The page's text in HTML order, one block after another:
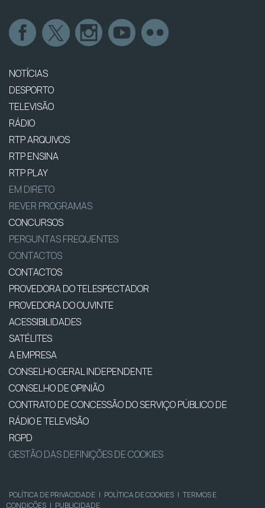
NOTÍCIAS
DESPORTO
TELEVISÃO
RÁDIO
RTP ARQUIVOS
RTP ENSINA
RTP PLAY
EM DIRETO
REVER PROGRAMAS
CONCURSOS
PERGUNTAS FREQUENTES
CONTACTOS
CONTACTOS
PROVEDORA DO TELESPECTADOR
PROVEDORA DO OUVINTE
ACESSIBILIDADES
SATÉLITES
A EMPRESA
CONSELHO GERAL INDEPENDENTE
CONSELHO DE OPINIÃO
CONTRATO DE CONCESSÃO DO SERVIÇO PÚBLICO DE
RÁDIO E TELEVISÃO
RGPD
GESTÃO DAS DEFINIÇÕES DE COOKIES
POLÍTICA DE PRIVACIDADE | POLÍTICA DE COOKIES | TERMOS E
CONDIÇÕES | PUBLICIDADE